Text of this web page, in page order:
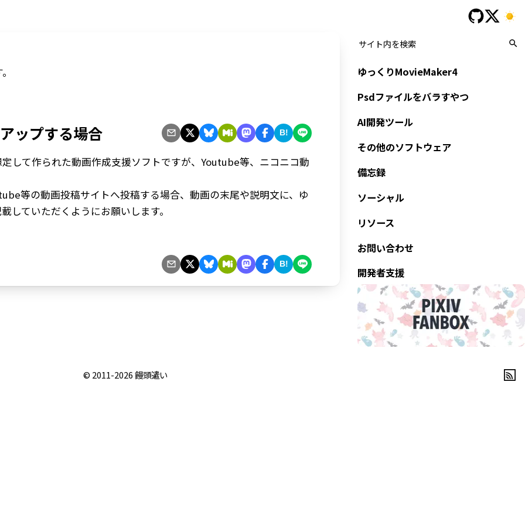
ップする場合 B!
して作られた動画作成支援ソフトですが、Youtube等、ニコニコ動
等の動画投稿サイトへ投稿する場合、動画の末尾や説明文に、ゆ
していただくようにお願いします。
B!
ゆっくりMovieMaker4
Psdファイルをバラすやつ
AI開発ツール
その他のソフトウェア
備忘録
ソーシャル
リソース
お問い合わせ
開発者支援
© 2011-2026饅頭遣い